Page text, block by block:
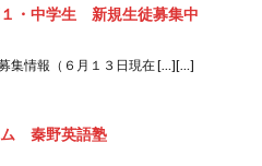
・中学生 新規生徒募集中
集情報（６月１３日現在 […][…]
ム 秦野英語塾